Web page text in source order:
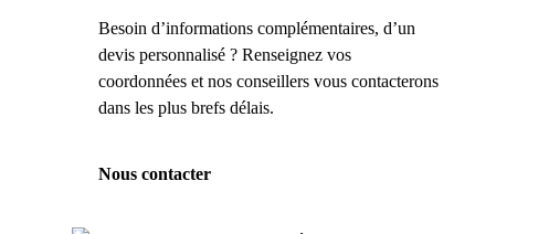
Besoin d’informations complémentaires, d’un
devis personnalisé ? Renseignez vos
coordonnées et nos conseillers vous contacterons
dans les plus brefs délais.
Nous contacter